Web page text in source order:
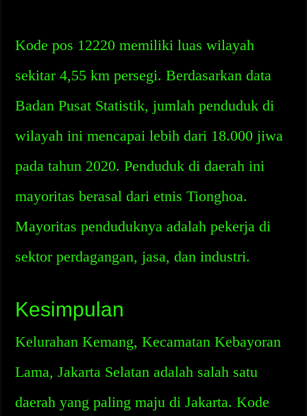
Kode pos 12220 memiliki luas wilayah
sekitar 4,55 km persegi. Berdasarkan data
Badan Pusat Statistik, jumlah penduduk di
wilayah ini mencapai lebih dari 18.000 jiwa
pada tahun 2020. Penduduk di daerah ini
mayoritas berasal dari etnis Tionghoa.
Mayoritas penduduknya adalah pekerja di
sektor perdagangan, jasa, dan industri.
Kesimpulan
Kelurahan Kemang, Kecamatan Kebayoran
Lama, Jakarta Selatan adalah salah satu
daerah yang paling maju di Jakarta. Kode